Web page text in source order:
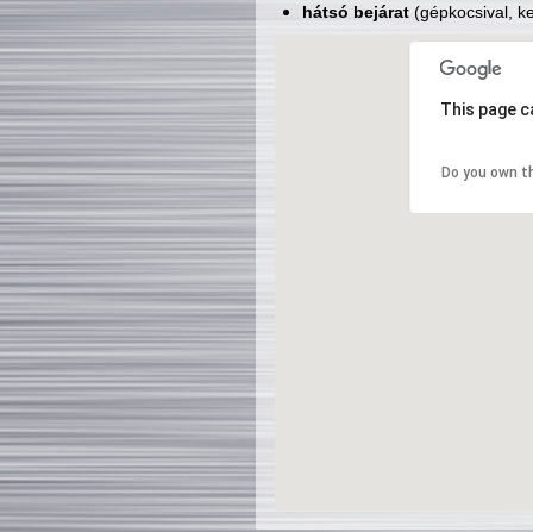
hátsó bejárat(gépkocsival,
This page
Do you own